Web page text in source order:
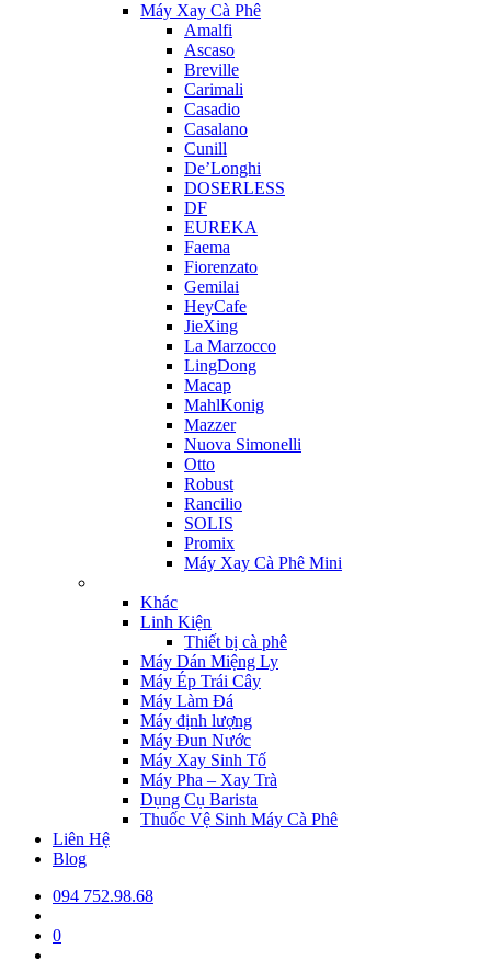
Máy Xay Cà Phê
Amalfi
Ascaso
Breville
Carimali
Casadio
Casalano
Cunill
De’Longhi
DOSERLESS
DF
EUREKA
Faema
Fiorenzato
Gemilai
HeyCafe
JieXing
La Marzocco
LingDong
Macap
MahlKonig
Mazzer
Nuova Simonelli
Otto
Robust
Rancilio
SOLIS
Promix
Máy Xay Cà Phê Mini
Khác
Linh Kiện
Thiết bị cà phê
Máy Dán Miệng Ly
Máy Ép Trái Cây
Máy Làm Đá
Máy định lượng
Máy Đun Nước
Máy Xay Sinh Tố
Máy Pha – Xay Trà
Dụng Cụ Barista
Thuốc Vệ Sinh Máy Cà Phê
Liên Hệ
Blog
094 752.98.68
0